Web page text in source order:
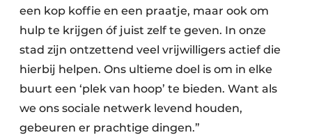
een kop koffie en een praatje, maar ook om
hulp te krijgen óf juist zelf te geven. In onze
stad zijn ontzettend veel vrijwilligers actief die
hierbij helpen. Ons ultieme doel is om in elke
buurt een ‘plek van hoop’ te bieden. Want als
we ons sociale netwerk levend houden,
gebeuren er prachtige dingen.”